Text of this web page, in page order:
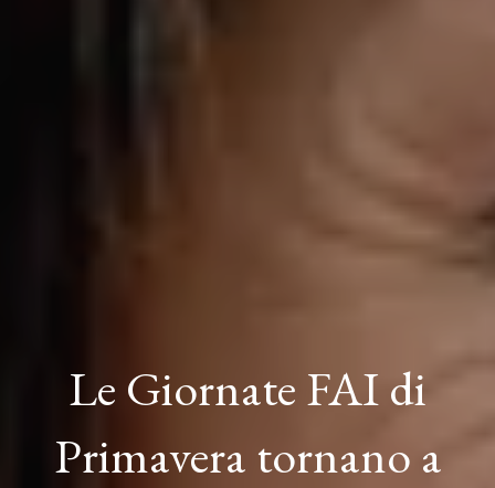
Le Giornate FAI di
Primavera tornano a